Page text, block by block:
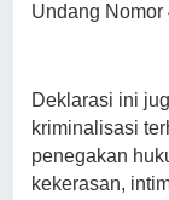
Undang Nomor
Deklarasi ini
kriminalisasi
penegakan
kekerasan,